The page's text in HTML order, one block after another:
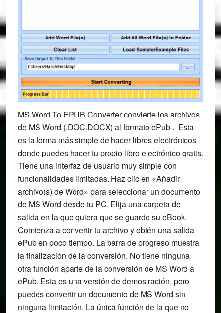
MS Word To EPUB Converter convierte los archivos
de MS Word (.DOC.DOCX) al formato ePub . Esta
es la forma más simple de hacer libros electrónicos
donde puedes hacer tu propio libro electrónico gratis.
Tiene una interfaz de usuario muy simple con
funcionalidades limitadas. Haz clic en «Añadir
archivo(s) de Word» para seleccionar un documento
de MS Word desde tu PC. Elija una carpeta de
salida en la que quiera que se guarde su eBook.
Comienza a convertir tu archivo y obtén una salida
ePub en poco tiempo. La barra de progreso muestra
la finalización de la conversión. No tiene ninguna
otra función aparte de la conversión de MS Word a
ePub. Esta es una versión de demostración, pero
puedes convertir un documento de MS Word sin
ninguna limitación. La única función de la que no